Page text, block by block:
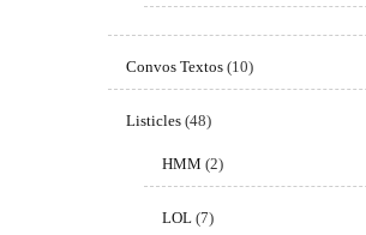
Convos Textos(10)
Listicles(48)
HMM (2)
LOL(7)